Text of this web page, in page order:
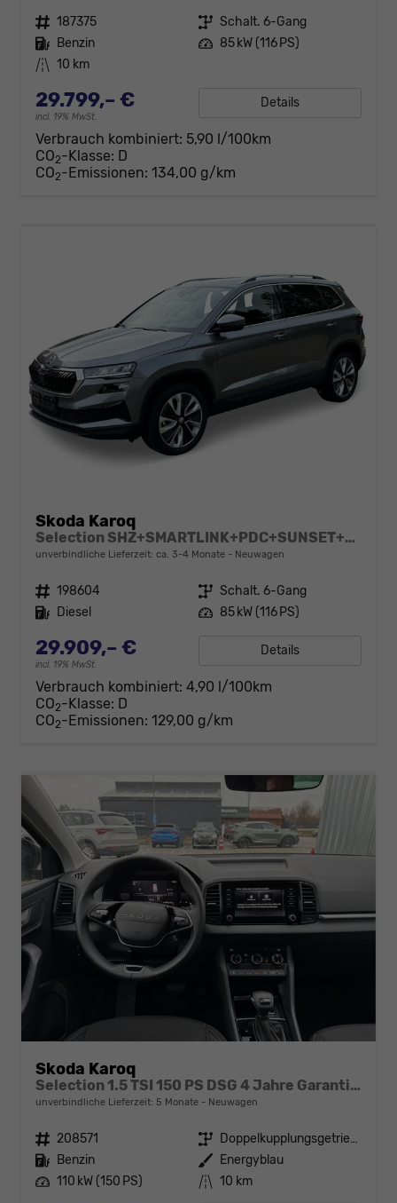
Fahrzeugnr. 187375 Getriebe Schalt. 6-Gang
Kraftstoff Benzin Leistung 85 kW (116 PS)
Kilometerstand 10 km
29.799,– €
incl. 19% MwSt.
Details
Verbrauch kombiniert: 5,90 l/100km
CO2-Klasse: D
CO2-Emissionen: 134,00 g/km
Skoda Karoq
Selection SHZ+SMARTLINK+PDC+SUNSET+LED
unverbindliche Lieferzeit: ca. 3-4 Monate Neuwagen
Fahrzeugnr. 198604 Getriebe Schalt. 6-Gang
Kraftstoff Diesel Leistung 85 kW (116 PS)
29.909,– €
incl. 19% MwSt.
Details
Verbrauch kombiniert: 4,90 l/100km
CO2-Klasse: D
CO2-Emissionen: 129,00 g/km
Skoda Karoq
Selection 1.5 TSI 150 PS DSG 4 Jahre Garantie-Keyless Start-AppleCarPlay-AndroidAuto-Sunset-Tempomat-2-Zonen-Klima-16''Alu
unverbindliche Lieferzeit: 5 Monate Neuwagen
Fahrzeugnr. 208571 Getriebe
Doppelkupplungsgetriebe (DSG)
Kraftstoff Benzin Außenfarbe Energyblau
Leistung 110 kW (150 PS) Kilometerstand 10 km